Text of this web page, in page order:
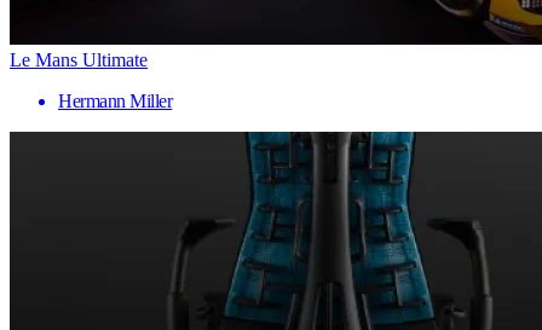
Le Mans Ultimate
Hermann Miller